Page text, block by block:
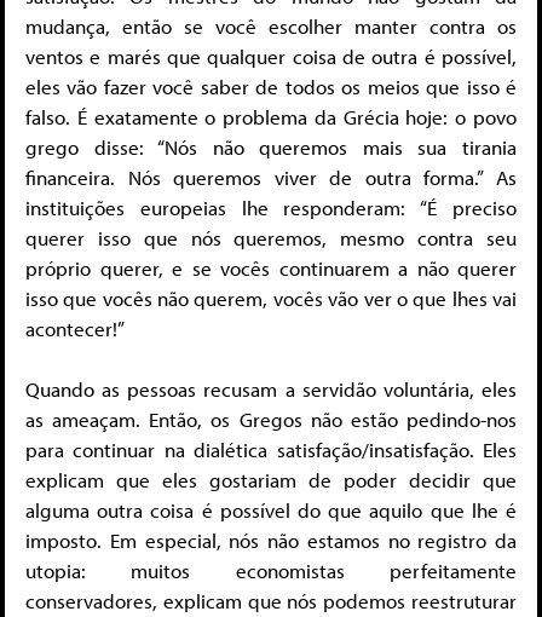
mudança, então se você escolher manter contra os
ventos e marés que qualquer coisa de outra é possível,
eles vão fazer você saber de todos os meios que isso é
falso. É exatamente o problema da Grécia hoje: o povo
grego disse: “Nós não queremos mais sua tirania
financeira. Nós queremos viver de outra forma.” As
instituições europeias lhe responderam: “É preciso
querer isso que nós queremos, mesmo contra seu
próprio querer, e se vocês continuarem a não querer
isso que vocês não querem, vocês vão ver o que lhes vai
acontecer!”
Quando as pessoas recusam a servidão voluntária, eles
as ameaçam. Então, os Gregos não estão pedindo-nos
para continuar na dialética satisfação/insatisfação. Eles
explicam que eles gostariam de poder decidir que
alguma outra coisa é possível do que aquilo que lhe é
imposto. Em especial, nós não estamos no registro da
utopia: muitos economistas perfeitamente
conservadores, explicam que nós podemos reestruturar